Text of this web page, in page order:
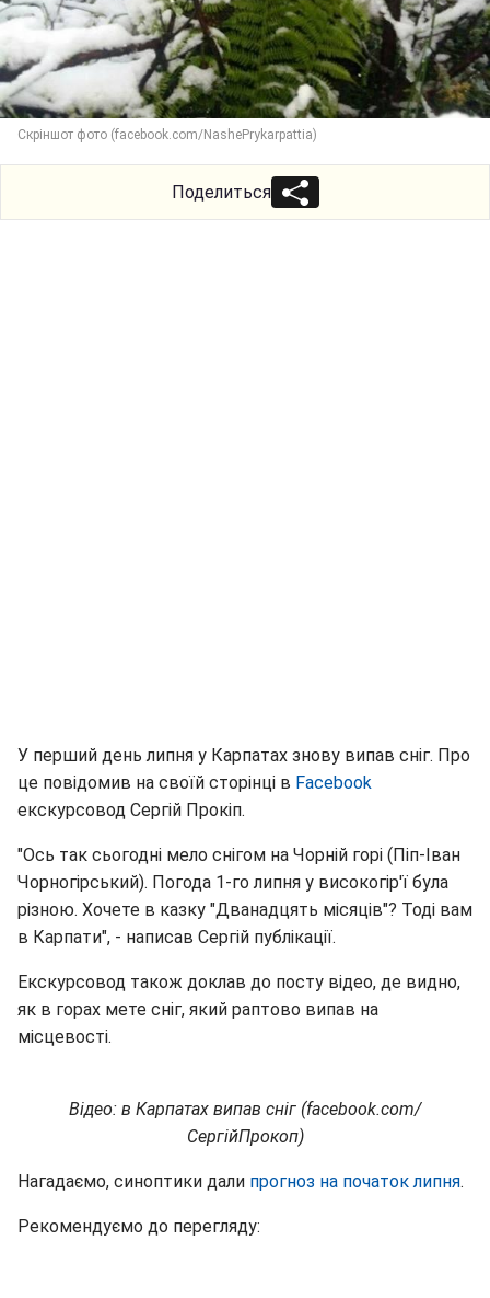
Скріншот фото (facebook.com/NashePrykarpattia)
Поделиться
У перший день липня у Карпатах знову випав сніг. Про
це повідомив на своїй сторінці в Facebook
екскурсовод Сергій Прокіп.
"Ось так сьогодні мело снігом на Чорній горі (Піп-Іван
Чорногірський). Погода 1-го липня у високогір'ї була
різною. Хочете в казку "Дванадцять місяців"? Тоді вам
в Карпати", - написав Сергій публікації.
Екскурсовод також доклав до посту відео, де видно,
як в горах мете сніг, який раптово випав на
місцевості.
Відео: в Карпатах випав сніг (facebook.com/
СергійПрокоп)
Нагадаємо, синоптики дали прогноз на початок липня.
Рекомендуємо до перегляду: